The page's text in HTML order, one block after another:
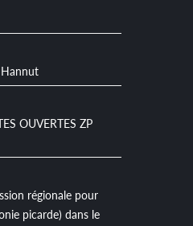
Hannut
OUVERTES ZP
régionale pour
picarde) dans le